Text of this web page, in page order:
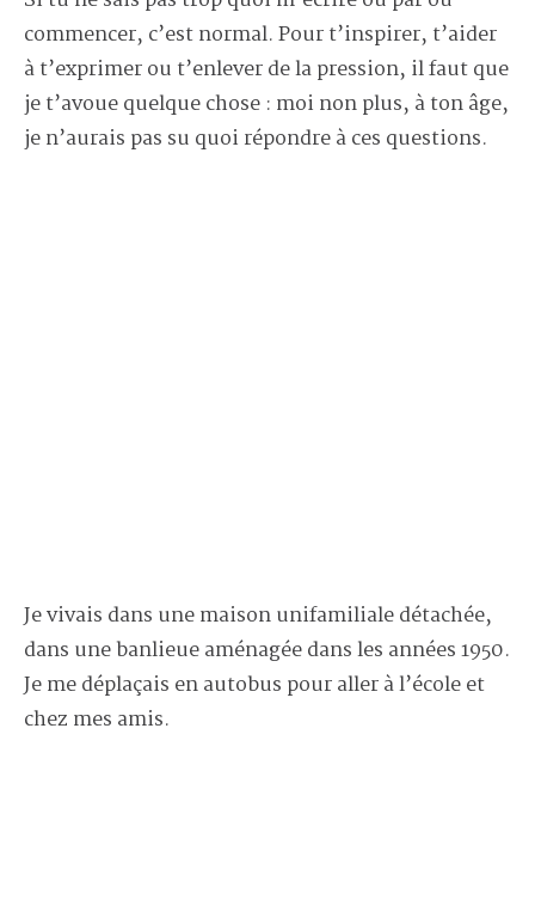
commencer, c’est normal. Pour t’inspirer, t’aider
à t’exprimer ou t’enlever de la pression, il faut que
je t’avoue quelque chose : moi non plus, à ton âge,
je n’aurais pas su quoi répondre à ces questions.
Je vivais dans une maison unifamiliale détachée,
dans une banlieue aménagée dans les années 1950.
Je me déplaçais en autobus pour aller à l’école et
chez mes amis.